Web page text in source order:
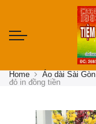
Home Áo dài Sài Gòn
đỏ in đồng tiền